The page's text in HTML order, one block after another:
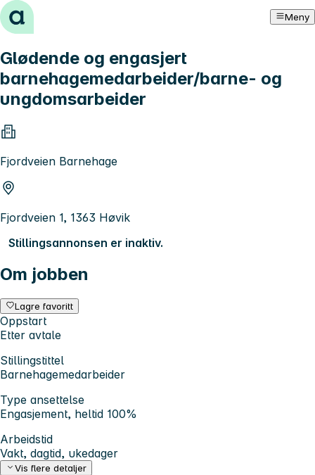
Hopp til innhold Meny
Glødende og engasjert
barnehagemedarbeider/barne- og
ungdomsarbeider
Fjordveien Barnehage
Fjordveien 1, 1363 Høvik
Stillingsannonsen er inaktiv.
Om jobben
Lagre favoritt
Oppstart
Etter avtale
Stillingstittel
Barnehagemedarbeider
Type ansettelse
Engasjement, heltid 100%
Arbeidstid
Vakt, dagtid, ukedager
Vis flere detaljer